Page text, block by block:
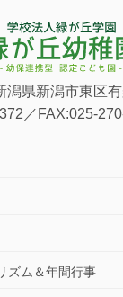
県新潟市東区
／FAX:025-
ズム＆年間行事